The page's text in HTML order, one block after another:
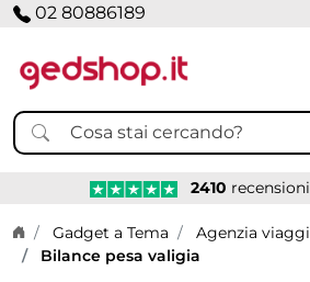
02 80886189
2410 recensioni
Home page
Gadget a Tema
Agenzia viaggi
Bilance pesa valigia